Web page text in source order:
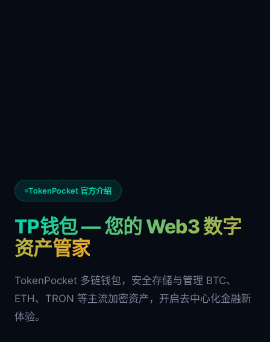
TokenPocket 官方介绍
TP钱包 — 您的 Web3 数字
资产管家
TokenPocket 多链钱包，安全存储与管理 BTC、
ETH、TRON 等主流加密资产，开启去中心化金融新
体验。